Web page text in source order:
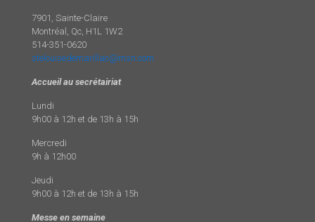
7901, Sainte-Claire
Montréal, Qc, H1L 1W2
514-351-0620
stelouisedemarillac@msn.com
Accueil au secrétairiat
Lundi
9h00 à 12h et de 13h à 15h
Mercredi
9h à 12h00
Jeudi
9h00 à 12h et de 13h à 15h
Messe en semaine